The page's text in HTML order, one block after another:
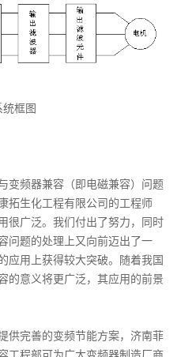
统框图
变频器兼容（即电磁兼容）问题
拓生化工程有限公司的工程师
很广泛。我们付出了努力，同时
问题的处理上又向前迈出了一
应用上获得较大突破。随着我国
的意义将更广泛，其应用的前景
供完善的变频节能方案，济南菲